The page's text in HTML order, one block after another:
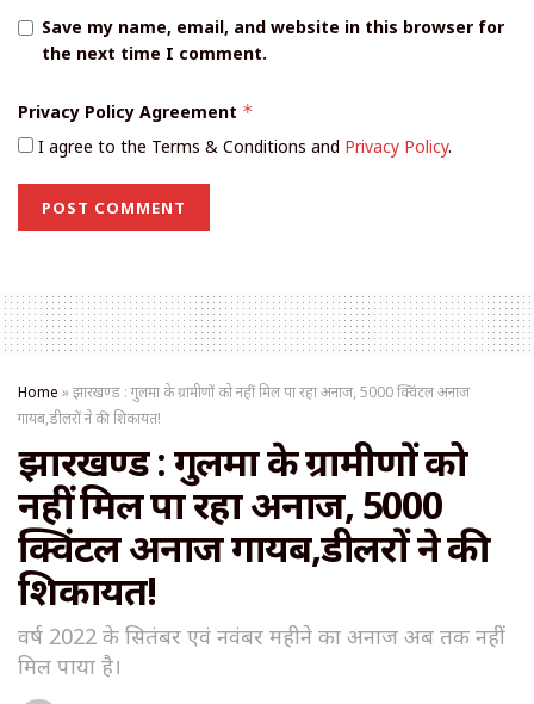
Save my name, email, and website in this browser for
the next time I comment.
Privacy Policy Agreement *
I agree to the Terms & Conditions and Privacy Policy.
Home »झारखण्ड : गुलमा के ग्रामीणों को नहीं मिल पा रहा अनाज, 5000 क्विंटल अनाज
गायब,डीलरों ने की शिकायत!
झारखण्ड : गुलमा के ग्रामीणों को
नहीं मिल पा रहा अनाज, 5000
क्विंटल अनाज गायब,डीलरों ने की
शिकायत!
वर्ष 2022 के सितंबर एवं नवंबर महीने का अनाज अब तक नहीं
मिल पाया है।